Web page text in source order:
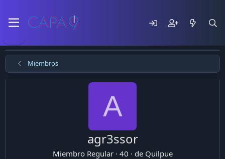
Miembros
A
agr3ssor
Miembro Regular · 40 · de Quilpue